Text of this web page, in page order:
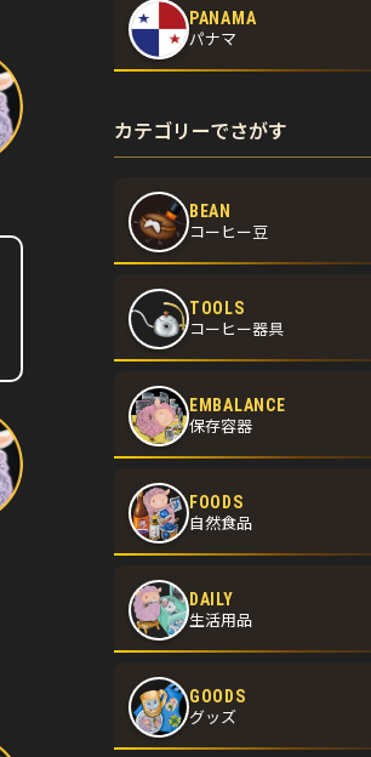
PANAMA
パナマ
カテゴリーでさがす
BEAN
コーヒー豆
TOOLS
コーヒー器具
EMBALANCE
保存容器
FOODS
自然食品
DAILY
生活用品
GOODS
グッズ